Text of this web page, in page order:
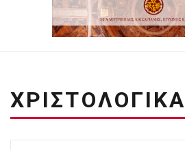
ΧΡΙΣΤΟΛΟΓΙΚΑ